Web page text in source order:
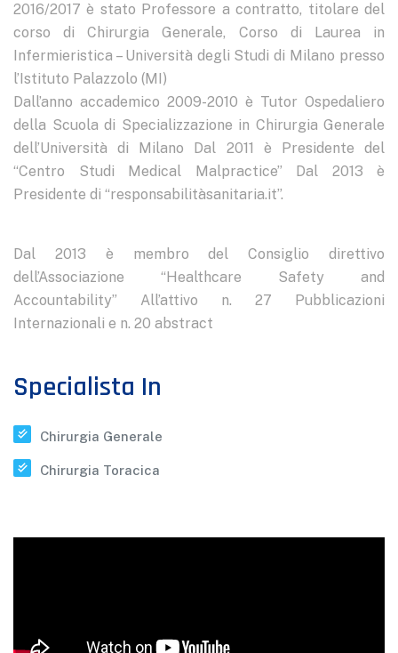
2016/2017 è stato Professore a contratto, titolare del
corso di Chirurgia Generale, Corso di Laurea in
Infermieristica – Università degli Studi di Milano presso
l’Istituto Palazzolo (MI)
Dall’anno accademico 2009-2010 è Tutor Ospedaliero
della Scuola di Specializzazione in Chirurgia Generale
dell’Università di Milano Dal 2011 è Presidente del
“Centro Studi Medical Malpractice” Dal 2013 è
Presidente di “responsabilitàsanitaria.it”.
Dal 2013 è membro del Consiglio direttivo
dell’Associazione “Healthcare Safety and
Accountability” All’attivo n. 27 Pubblicazioni
Internazionali e n. 20 abstract
Specialista In
Chirurgia Generale
Chirurgia Toracica